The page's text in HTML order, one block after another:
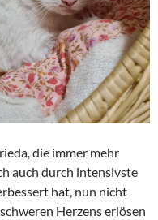
die immer mehr
auch durch intensivste
hat, nun nicht
Herzens erlösen